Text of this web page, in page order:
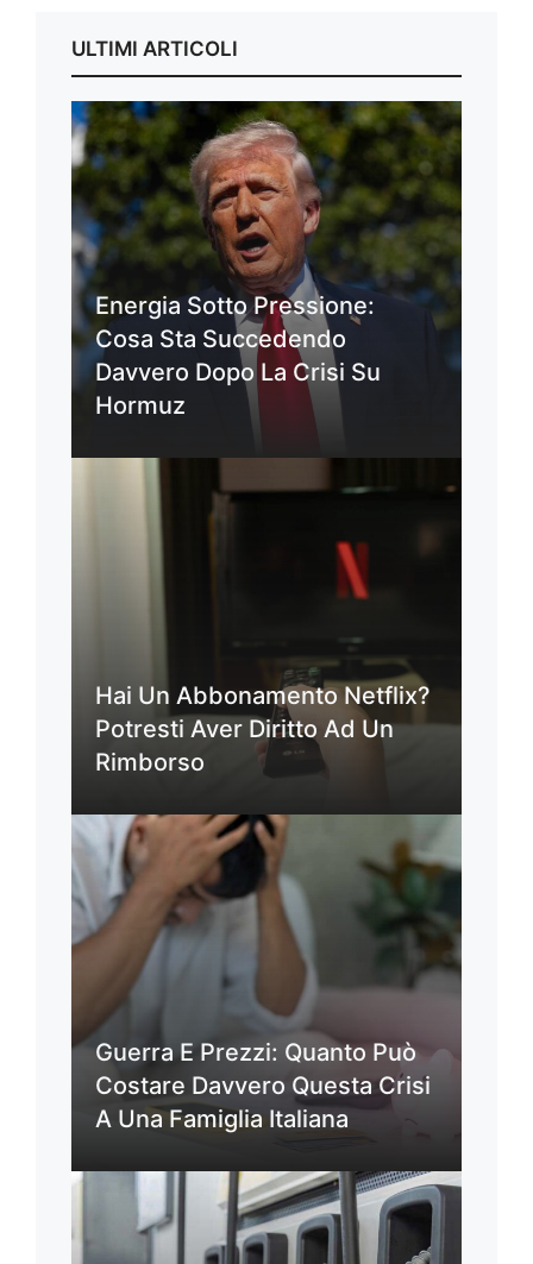
ULTIMI ARTICOLI
Energia Sotto Pressione:
Cosa Sta Succedendo
Davvero Dopo La Crisi Su
Hormuz
Hai Un Abbonamento Netflix?
Potresti Aver Diritto Ad Un
Rimborso
Guerra E Prezzi: Quanto Può
Costare Davvero Questa Crisi
A Una Famiglia Italiana